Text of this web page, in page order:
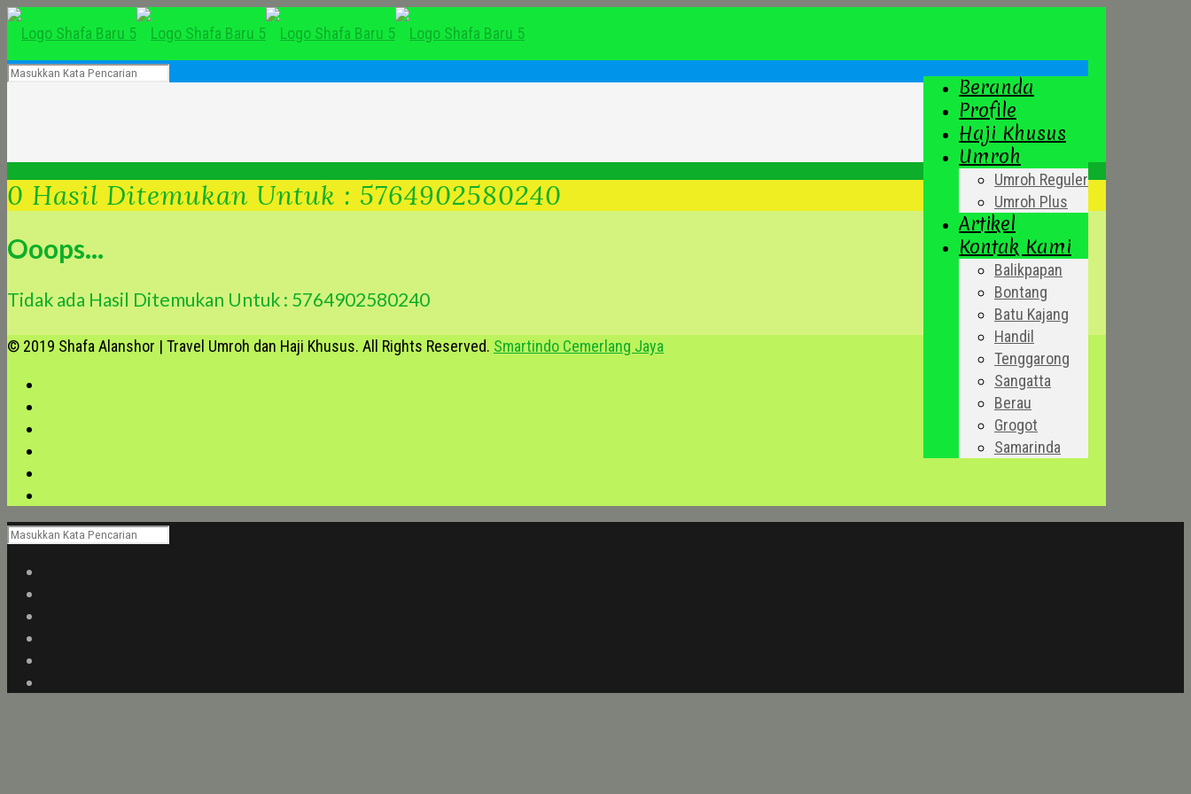
Beranda
Profile
Haji Khusus
Umroh
Umroh Reguler
Umroh Plus
Artikel
Kontak Kami
Balikpapan
Bontang
Batu Kajang
Handil
Tenggarong
Sangatta
Berau
Grogot
Samarinda
0 Hasil Ditemukan Untuk : 5764902580240
Ooops...
Tidak ada Hasil Ditemukan Untuk : 5764902580240
© 2019 Shafa Alanshor | Travel Umroh dan Haji Khusus. All Rights Reserved. Smartindo Cemerlang Jaya